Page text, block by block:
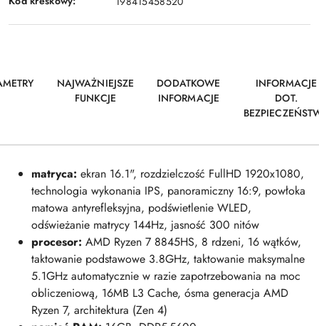
NAJWAŻNIEJSZE
FUNKCJE
DODATKOWE
INFORMACJE
INFORMACJE
DOT.
matryca: ekran 16.1", rozdzielczość FullHD 1920x1080,
technologia wykonania IPS, panoramiczny 16:9, powłoka
matowa antyrefleksyjna, podświetlenie WLED,
odświeżanie matrycy 144Hz, jasność 300 nitów
procesor: AMD Ryzen 7 8845HS, 8 rdzeni, 16 wątków,
taktowanie podstawowe 3.8GHz, taktowanie maksymalne
5.1GHz automatycznie w razie zapotrzebowania na moc
obliczeniową, 16MB L3 Cache, ósma generacja AMD
Ryzen 7, architektura (Zen 4)